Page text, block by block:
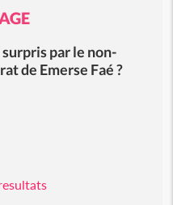
par le non-
de Emerse Faé ?